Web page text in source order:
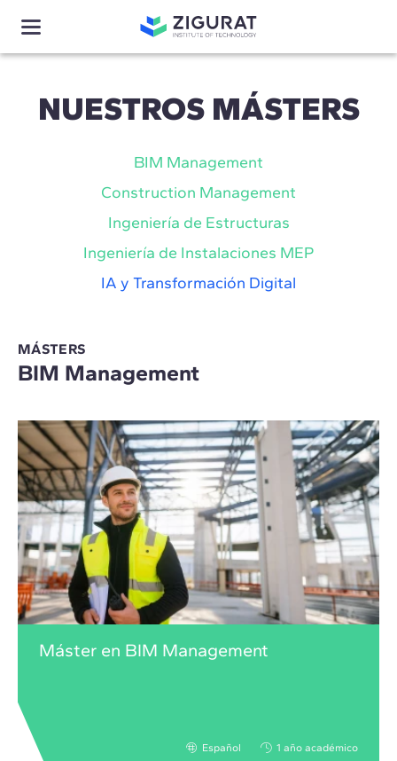
NUESTROS MÁSTERS
BIM Management
Construction Management
Ingeniería de Estructuras
Ingeniería de Instalaciones MEP
IA y Transformación Digital
MÁSTERS
BIM Management
Máster en BIM Management
Español 1 año académico